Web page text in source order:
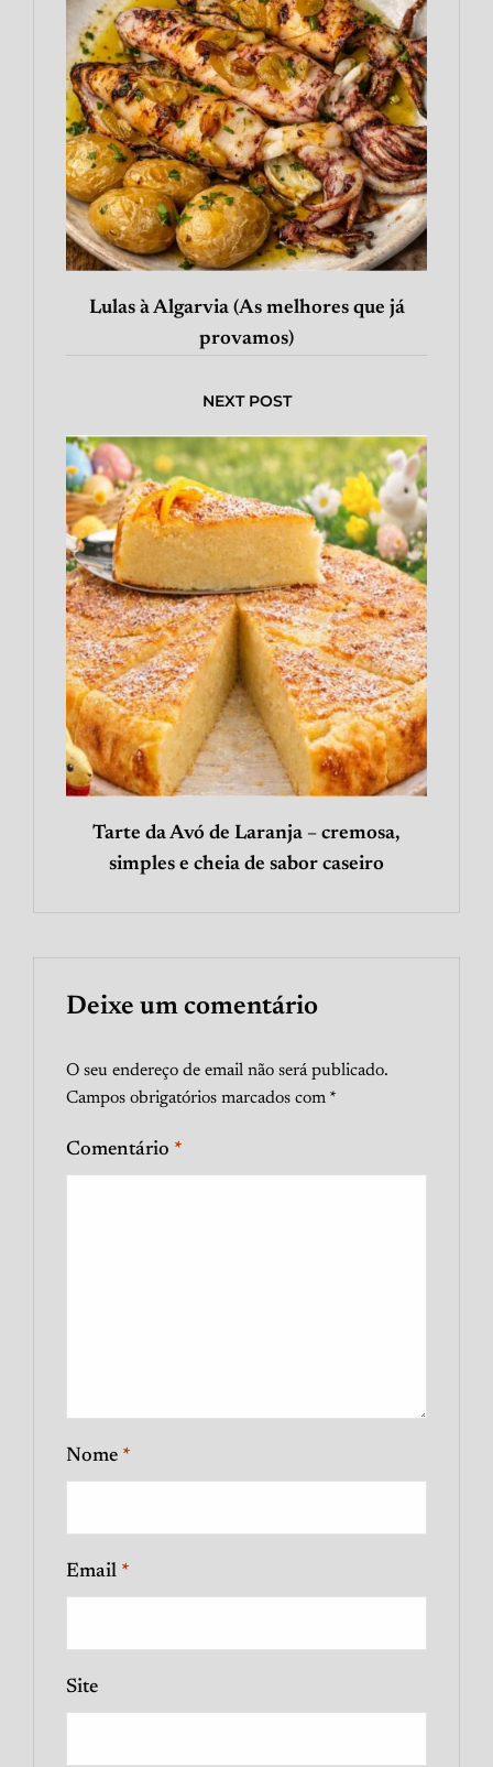
Lulas à Algarvia (As melhores que já
provamos)
NEXT POST
Tarte da Avó de Laranja – cremosa,
simples e cheia de sabor caseiro
Deixe um comentário
O seu endereço de email não será publicado.
Campos obrigatórios marcados com *
Comentário *
Nome *
Email *
Site